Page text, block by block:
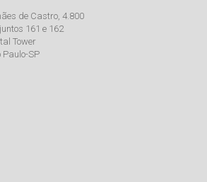
de Castro, 4.800
161 e 162
Tower
Paulo-SP